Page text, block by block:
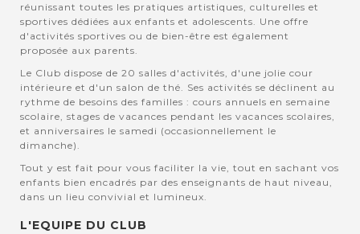
réunissant toutes les pratiques artistiques, culturelles et
sportives dédiées aux enfants et adolescents. Une offre
d'activités sportives ou de bien-être est également
proposée aux parents.
Le Club dispose de 20 salles d'activités, d'une jolie cour
intérieure et d'un salon de thé. Ses activités se déclinent au
rythme de besoins des familles : cours annuels en semaine
scolaire, stages de vacances pendant les vacances scolaires,
et anniversaires le samedi (occasionnellement le
dimanche).
Tout y est fait pour vous faciliter la vie, tout en sachant vos
enfants bien encadrés par des enseignants de haut niveau,
dans un lieu convivial et lumineux.
L'EQUIPE DU CLUB